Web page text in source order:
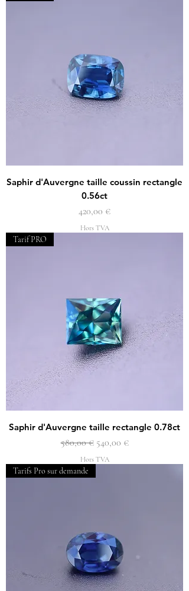
Saphir d'Auvergne taille coussin rectangle
0.56ct
Prix
420,00 €
Hors TVA
Tarif PRO
Saphir d'Auvergne taille rectangle 0.78ct
Prix original
580,00 € Prix promotionnel
540,00 €
Hors TVA
Tarifs Pro sur demande